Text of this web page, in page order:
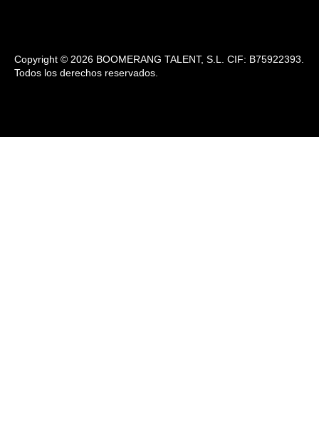
Copyright © 2026 BOOMERANG TALENT, S.L. CIF: B75922393.
Todos los derechos reservados.